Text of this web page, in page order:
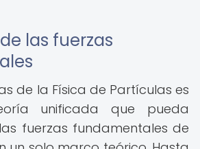
las fuerzas
de la Física de Partículas es
unificada que pueda
fuerzas fundamentales de